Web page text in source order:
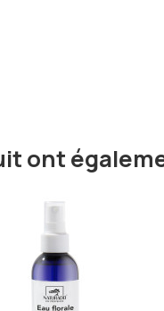
ont